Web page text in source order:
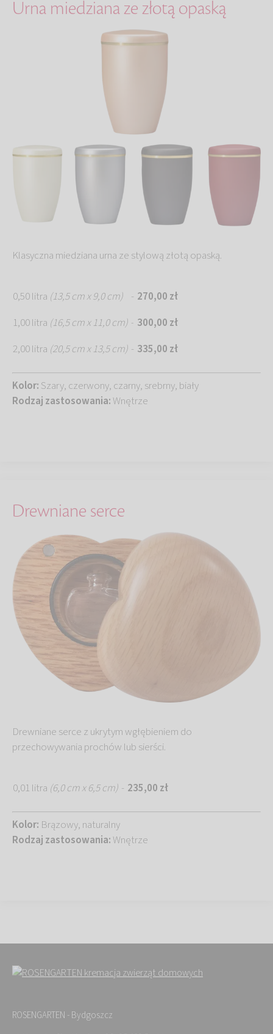
Urna miedziana ze złotą opaską
Klasyczna miedziana urna ze stylową złotą opaską.
0,50 litra (13,5 cm x 9,0 cm) - 270,00 zł
1,00 litra (16,5 cm x 11,0 cm) - 300,00 zł
2,00 litra (20,5 cm x 13,5 cm) - 335,00 zł
Kolor: Szary, czerwony, czarny, srebrny, biały
Rodzaj zastosowania:Wnętrze
Drewniane serce
Drewniane serce z ukrytym wgłębieniem do
przechowywania prochów lub sierści.
0,01 litra (6,0 cm x 6,5 cm) - 235,00 zł
Kolor: Brązowy, naturalny
Rodzaj zastosowania:Wnętrze
ROSENGARTEN - Bydgoszcz